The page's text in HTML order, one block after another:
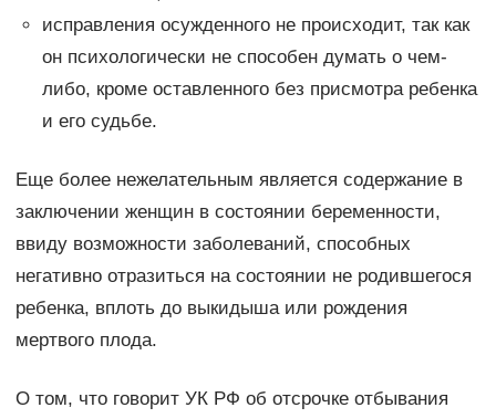
исправления осужденного не происходит, так как
он психологически не способен думать о чем-
либо, кроме оставленного без присмотра ребенка
и его судьбе.
Еще более нежелательным является содержание в
заключении женщин в состоянии беременности,
ввиду возможности заболеваний, способных
негативно отразиться на состоянии не родившегося
ребенка, вплоть до выкидыша или рождения
мертвого плода.
О том, что говорит УК РФ об отсрочке отбывания